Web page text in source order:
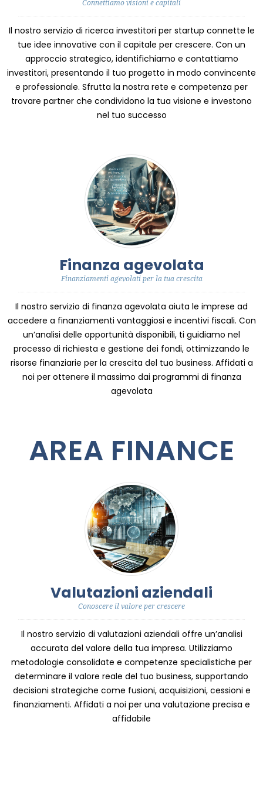
Connettiamo visioni e capitali
Il nostro servizio di ricerca investitori per startup connette le
tue idee innovative con il capitale per crescere. Con un
approccio strategico, identifichiamo e contattiamo
investitori, presentando il tuo progetto in modo convincente
e professionale. Sfrutta la nostra rete e competenza per
trovare partner che condividono la tua visione e investono
nel tuo successo
Finanza agevolata
Finanziamenti agevolati per la tua crescita
Il nostro servizio di finanza agevolata aiuta le imprese ad
accedere a finanziamenti vantaggiosi e incentivi fiscali. Con
un’analisi delle opportunità disponibili, ti guidiamo nel
processo di richiesta e gestione dei fondi, ottimizzando le
risorse finanziarie per la crescita del tuo business. Affidati a
noi per ottenere il massimo dai programmi di finanza
agevolata
AREA FINANCE
Valutazioni aziendali
Conoscere il valore per crescere
Il nostro servizio di valutazioni aziendali offre un’analisi
accurata del valore della tua impresa. Utilizziamo
metodologie consolidate e competenze specialistiche per
determinare il valore reale del tuo business, supportando
decisioni strategiche come fusioni, acquisizioni, cessioni e
finanziamenti. Affidati a noi per una valutazione precisa e
affidabile